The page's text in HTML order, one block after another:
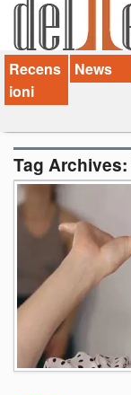
Palazzi consiglia
Video
Chi siamo
Contatti
dT in English
Recens
ioni
News
Tag Archives: